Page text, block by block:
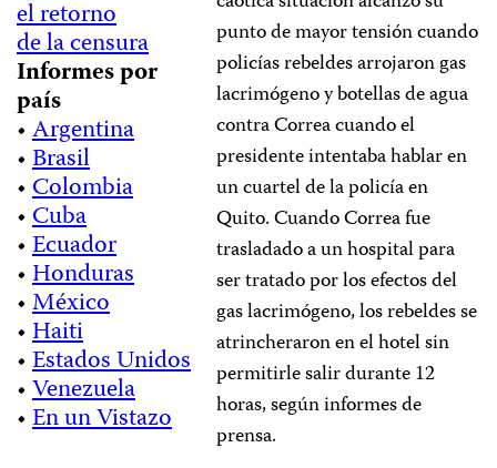
el retorno
de la censura
Informes por
país
•Argentina
•Brasil
•Colombia
•Cuba
•Ecuador
•Honduras
•México
•Haiti
•Estados Unidos
•Venezuela
•En un Vistazo
punto de mayor tensión cuando
policías rebeldes arrojaron gas
lacrimógeno y botellas de agua
contra Correa cuando el
presidente intentaba hablar en
un cuartel de la policía en
Quito. Cuando Correa fue
trasladado a un hospital para
ser tratado por los efectos del
gas lacrimógeno, los rebeldes se
atrincheraron en el hotel sin
permitirle salir durante 12
horas, según informes de
prensa.